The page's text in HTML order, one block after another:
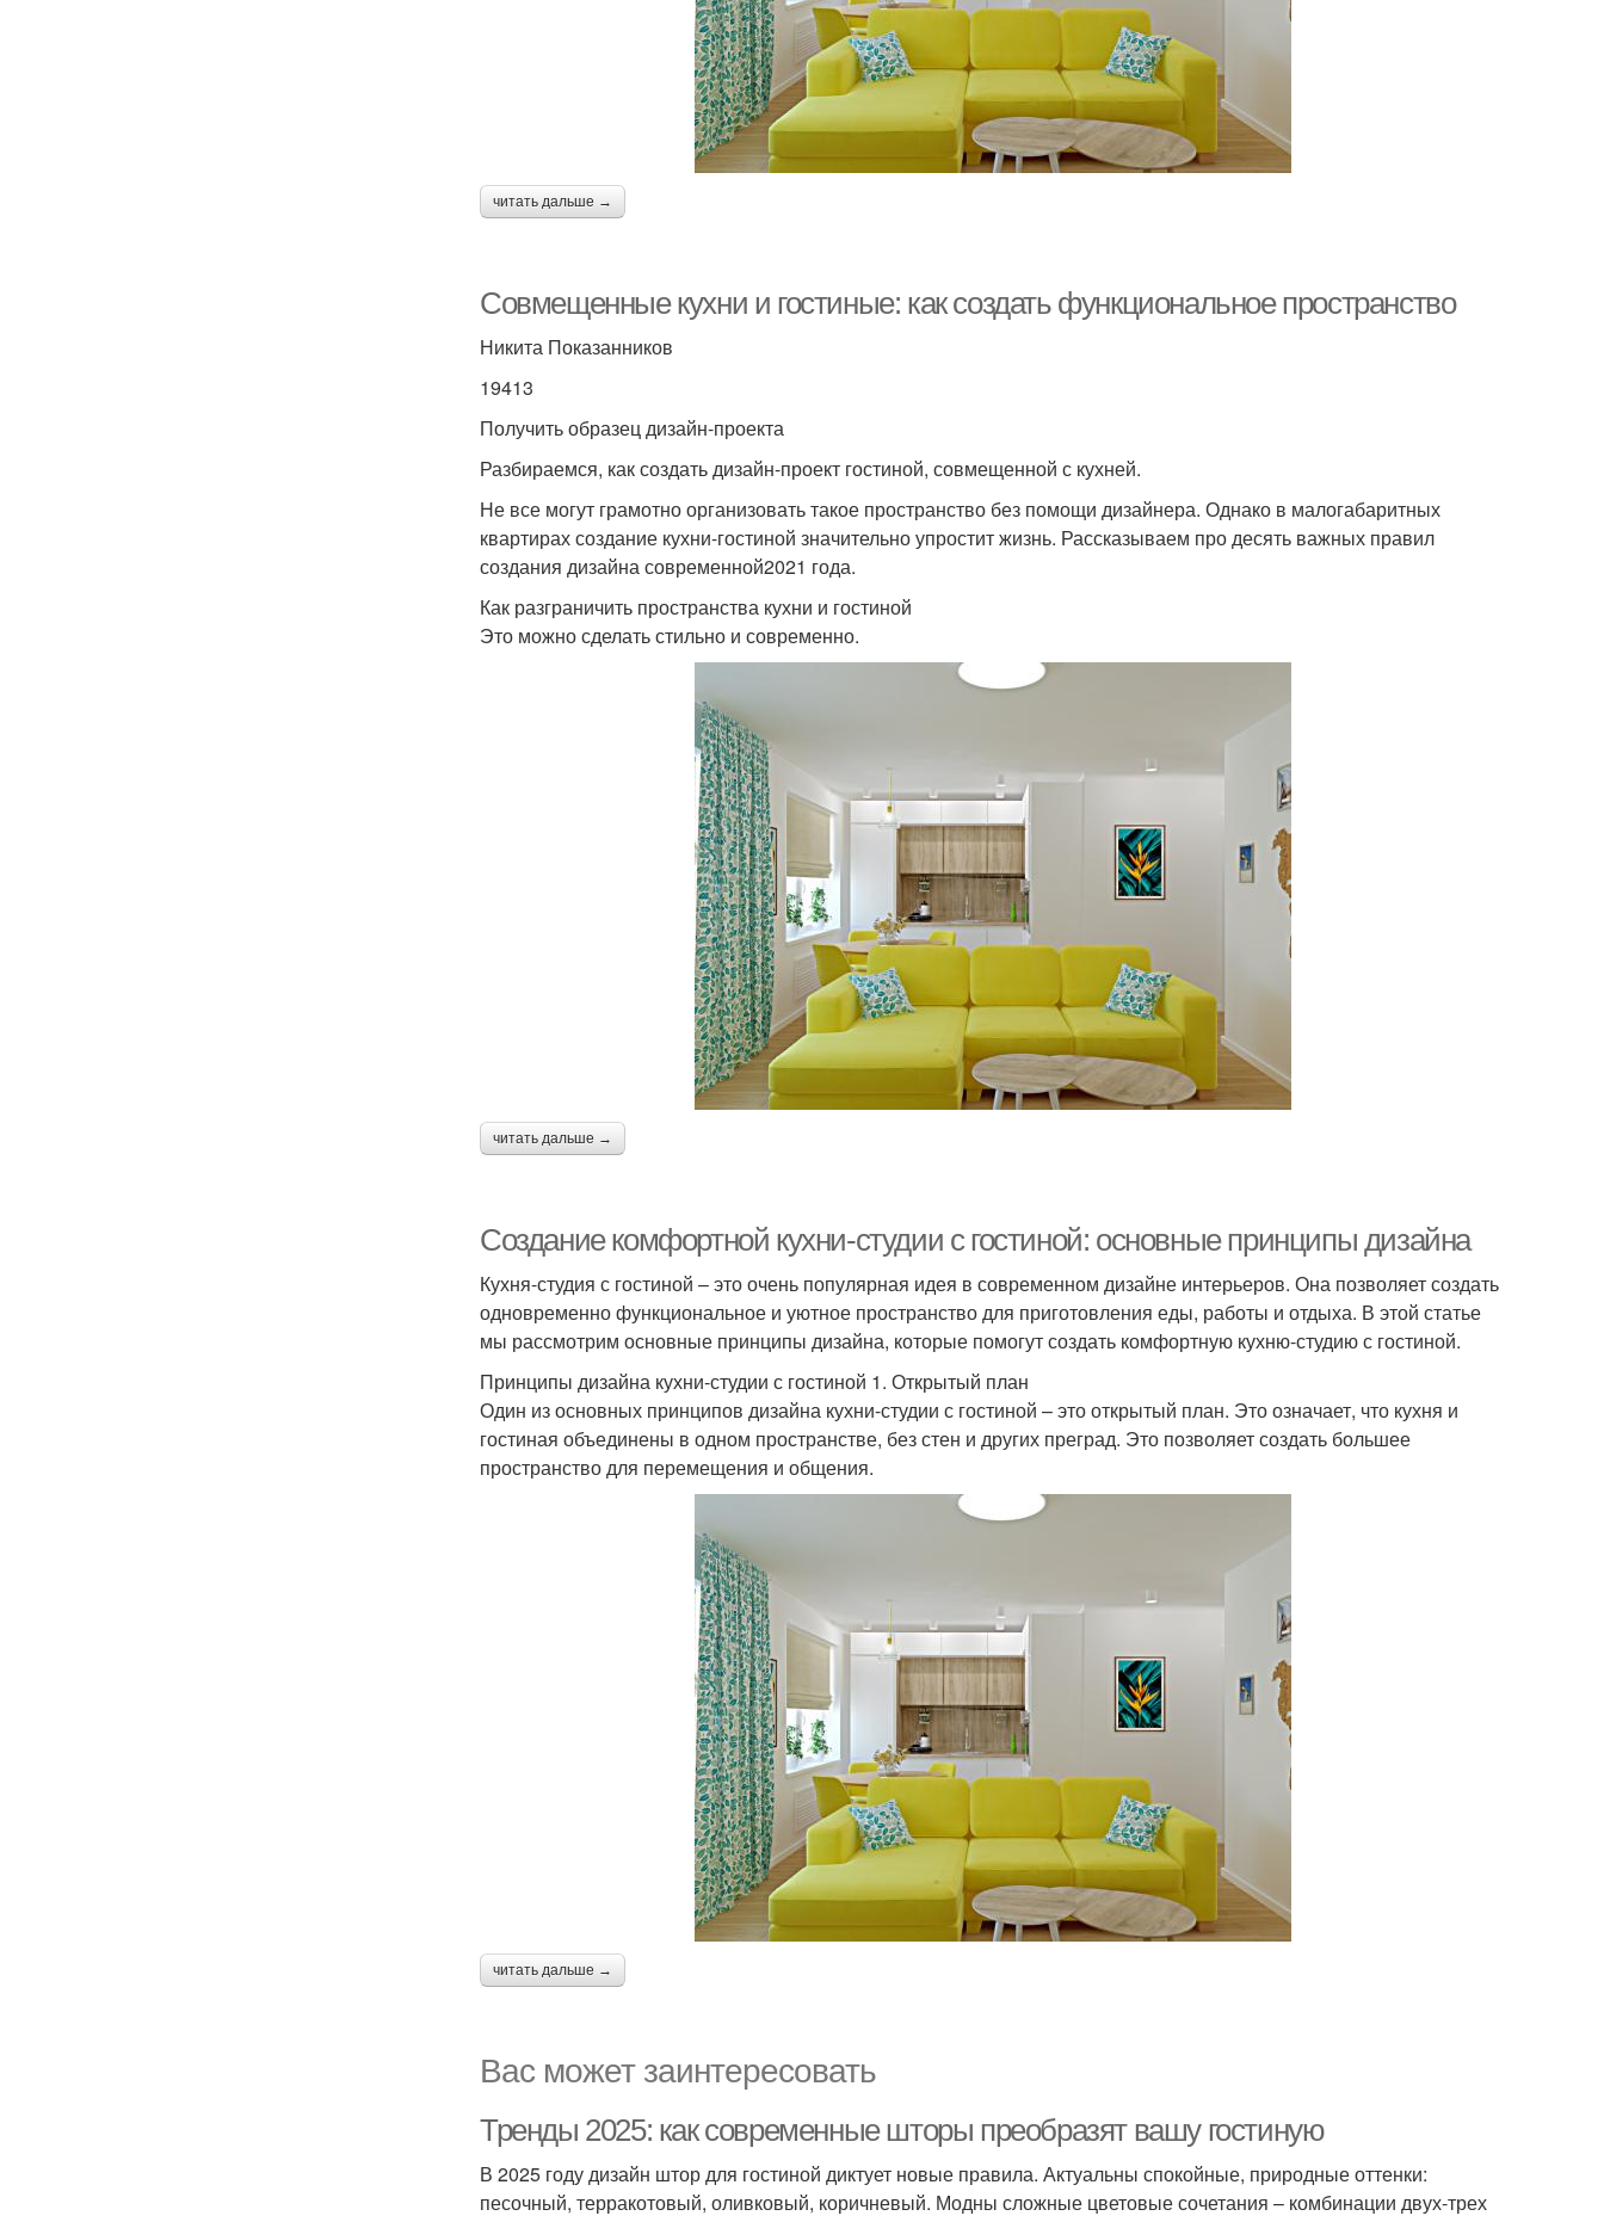
читать дальше →
Совмещенные кухни и гостиные: как создать функциональное пространство
Никита Показанников
19413
Получить образец дизайн-проекта
Разбираемся, как создать дизайн-проект гостиной, совмещенной с кухней.
Не все могут грамотно организовать такое пространство без помощи дизайнера. Однако в малогабаритных
квартирах создание кухни-гостиной значительно упростит жизнь. Рассказываем про десять важных правил
создания дизайна современной2021 года.
Как разграничить пространства кухни и гостиной
Это можно сделать стильно и современно.
читать дальше →
Создание комфортной кухни-студии с гостиной: основные принципы дизайна
Кухня-студия с гостиной – это очень популярная идея в современном дизайне интерьеров. Она позволяет создать
одновременно функциональное и уютное пространство для приготовления еды, работы и отдыха. В этой статье
мы рассмотрим основные принципы дизайна, которые помогут создать комфортную кухню-студию с гостиной.
Принципы дизайна кухни-студии с гостиной 1. Открытый план
Один из основных принципов дизайна кухни-студии с гостиной – это открытый план. Это означает, что кухня и
гостиная объединены в одном пространстве, без стен и других преград. Это позволяет создать большее
пространство для перемещения и общения.
читать дальше →
Вас может заинтересовать
Тренды 2025: как современные шторы преобразят вашу гостиную
В 2025 году дизайн штор для гостиной диктует новые правила. Актуальны спокойные, природные оттенки:
песочный, терракотовый, оливковый, коричневый. Модны сложные цветовые сочетания – комбинации двух-трех